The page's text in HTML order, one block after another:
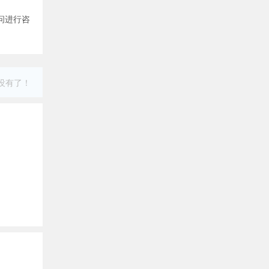
进行咨
有了！